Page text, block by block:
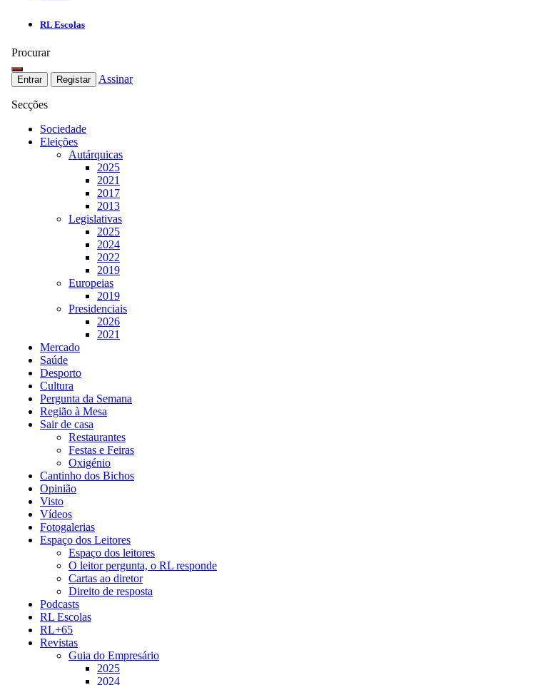
RL Escolas
Procurar
Entrar Registar Assinar
Secções
Sociedade
Eleições
Autárquicas
2025
2021
2017
2013
Legislativas
2025
2024
2022
2019
Europeias
2019
Presidenciais
2026
2021
Mercado
Saúde
Desporto
Cultura
Pergunta da Semana
Região à Mesa
Sair de casa
Restaurantes
Festas e Feiras
Oxigénio
Cantinho dos Bichos
Opinião
Visto
Vídeos
Fotogalerias
Espaço dos Leitores
Espaço dos leitores
O leitor pergunta, o RL responde
Cartas ao diretor
Direito de resposta
Podcasts
RL Escolas
RL+65
Revistas
Guia do Empresário
2025
2024